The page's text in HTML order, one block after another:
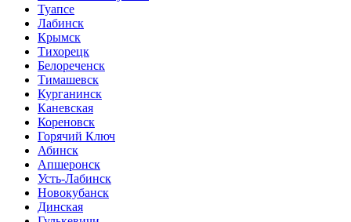
Туапсе
Лабинск
Крымск
Тихорецк
Белореченск
Тимашевск
Курганинск
Каневская
Кореновск
Горячий Ключ
Абинск
Апшеронск
Усть-Лабинск
Новокубанск
Динская